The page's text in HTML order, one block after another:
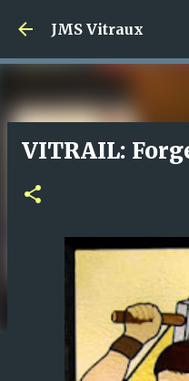
Accéder au
JMS Vitraux
VITRAIL: